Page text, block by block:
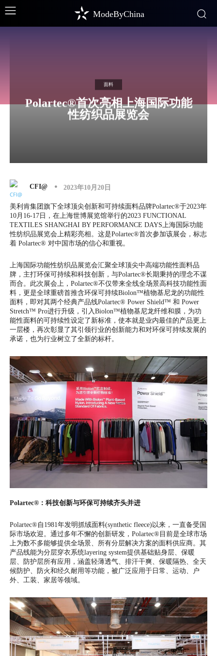
ModeByChina
面料
Polartec®首次亮相上海国际功能
性纺织品展览会
CFI@ 2023年10月20日
美利肯集团旗下全球顶尖创新和可持续面料品牌Polartec®于2023年
10月16-17日，在上海世博展览馆举行的2023 FUNCTIONAL
TEXTILES SHANGHAI BY PERFORMANCE DAYS上海国际功能
性纺织品展览会上精彩亮相。这是Polartec®首次参加该展会，标志
着 Polartec® 对中国市场的信心和重视。
上海国际功能性纺织品展览会汇聚全球顶尖中高端功能性面料品
牌，主打环保可持续和科技创新，与Polartec®长期秉持的理念不谋
而合。此次展会上，Polartec®不仅带来全线全场景高科技功能性面
料，更是全球重磅首推含环保可持续Biolon™植物基尼龙的功能性
面料，即对其两个经典产品线Polartec® Power Shield™ 和 Power
Stretch™ Pro进行升级，引入Biolon™植物基尼龙纤维和膜，为功
能性面料的可持续性设定了新标准，使本就是业内最佳的产品更上
一层楼，再次彰显了其引领行业的创新能力和对环保可持续发展的
承诺，也为行业树立了全新的标杆。
Polartec® ：科技创新与环保可持续齐头并进
Polartec®自1981年发明抓绒面料(synthetic fleece)以来，一直备受国
际市场欢迎。通过多年不懈的创新研发，Polartec®目前是全球市场
上为数不多能够提供全场景、所有分层解决方案的面料供应商。其
产品线能为分层穿衣系统layering system提供基础贴身层、保暖
层、防护层所有应用，涵盖轻薄透气、排汗干爽、保暖隔热、全天
候防护、防火和经久耐用等功能，被广泛应用于日常、运动、户
外、工装、家居等领域。